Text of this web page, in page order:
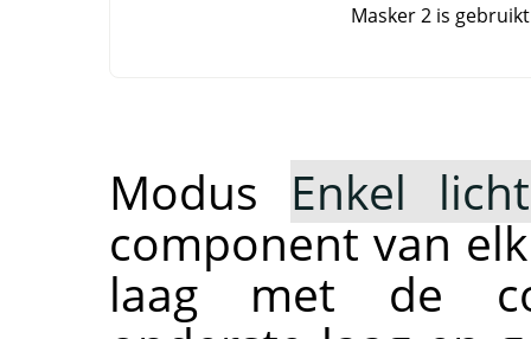
Masker 2 is
Modus Enkel
component van
laag met de